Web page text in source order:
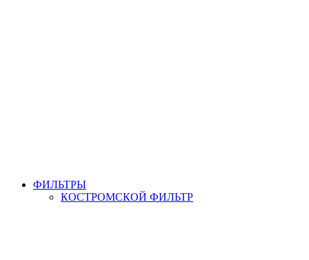
ФИЛЬТРЫ
КОСТРОМСКОЙ ФИЛЬТР